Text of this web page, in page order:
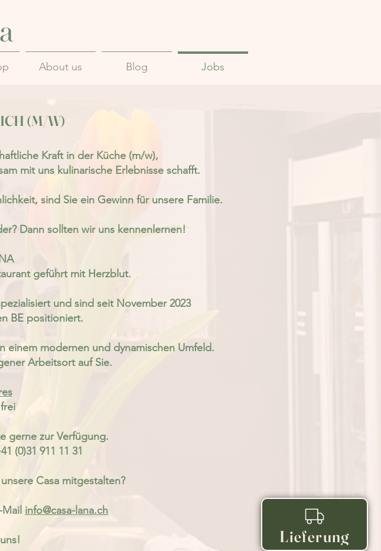
Jobs
Blog
About us
Lieferung
(M/W)
Kraft in der Küche (m/w),
mit uns kulinarische Erlebnisse schafft.
sind Sie ein Gewinn für unsere Familie.
Dann sollten wir uns kennenlernen!​
geführt mit Herzblut.
und sind seit November 2023
BE positioniert.
einem modernen und dynamischen Umfeld.
Arbeitsortauf Sie.
gerne zur Verfügung.
(0)31 911 11 31
Casa mitgestalten?
Mail info@casa-lana.ch